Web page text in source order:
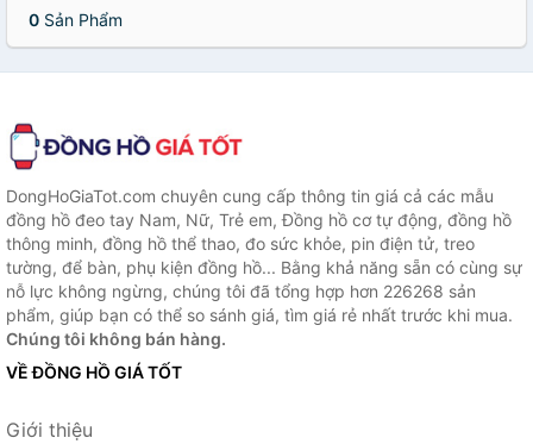
0 Sản Phẩm
DongHoGiaTot.com chuyên cung cấp thông tin giá cả các mẫu
đồng hồ đeo tay Nam, Nữ, Trẻ em, Đồng hồ cơ tự động, đồng hồ
thông minh, đồng hồ thể thao, đo sức khỏe, pin điện tử, treo
tường, để bàn, phụ kiện đồng hồ... Bằng khả năng sẵn có cùng sự
nỗ lực không ngừng, chúng tôi đã tổng hợp hơn 226268 sản
phẩm, giúp bạn có thể so sánh giá, tìm giá rẻ nhất trước khi mua.
Chúng tôi không bán hàng.
VỀ ĐỒNG HỒ GIÁ TỐT
Giới thiệu